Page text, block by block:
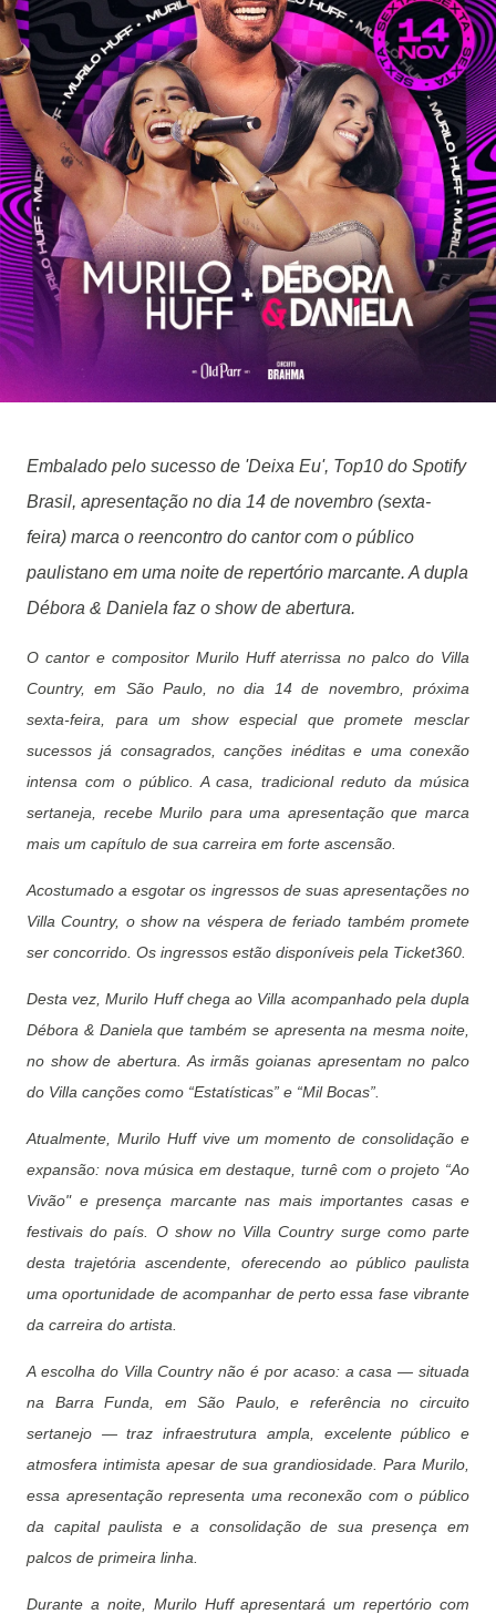
Embalado pelo sucesso de 'Deixa Eu', Top10 do Spotify
Brasil, apresentação no dia 14 de novembro (sexta-
feira) marca o reencontro do cantor com o público
paulistano em uma noite de repertório marcante. A dupla
Débora & Daniela faz o show de abertura.
O cantor e compositor Murilo Huff aterrissa no palco do Villa
Country, em São Paulo, no dia 14 de novembro, próxima
sexta-feira, para um show especial que promete mesclar
sucessos já consagrados, canções inéditas e uma conexão
intensa com o público. A casa, tradicional reduto da música
sertaneja, recebe Murilo para uma apresentação que marca
mais um capítulo de sua carreira em forte ascensão.
Acostumado a esgotar os ingressos de suas apresentações no
Villa Country, o show na véspera de feriado também promete
ser concorrido. Os ingressos estão disponíveis pela Ticket360.
Desta vez, Murilo Huff chega ao Villa acompanhado pela dupla
Débora & Daniela que também se apresenta na mesma noite,
no show de abertura. As irmãs goianas apresentam no palco
do Villa canções como “Estatísticas” e “Mil Bocas”.
Atualmente, Murilo Huff vive um momento de consolidação e
expansão: nova música em destaque, turnê com o projeto “Ao
Vivão" e presença marcante nas mais importantes casas e
festivais do país. O show no Villa Country surge como parte
desta trajetória ascendente, oferecendo ao público paulista
uma oportunidade de acompanhar de perto essa fase vibrante
da carreira do artista.
A escolha do Villa Country não é por acaso: a casa — situada
na Barra Funda, em São Paulo, e referência no circuito
sertanejo — traz infraestrutura ampla, excelente público e
atmosfera intimista apesar de sua grandiosidade. Para Murilo,
essa apresentação representa uma reconexão com o público
da capital paulista e a consolidação de sua presença em
palcos de primeira linha.
Durante a noite, Murilo Huff apresentará um repertório com